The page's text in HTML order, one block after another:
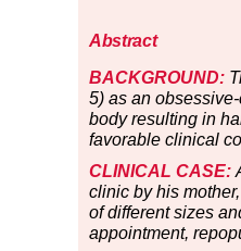
Abstract
BACKGROUND:
5) as an
body resulting in
favorable clinical
CLINICAL CASE:
clinic by his
of different sizes
appointment,